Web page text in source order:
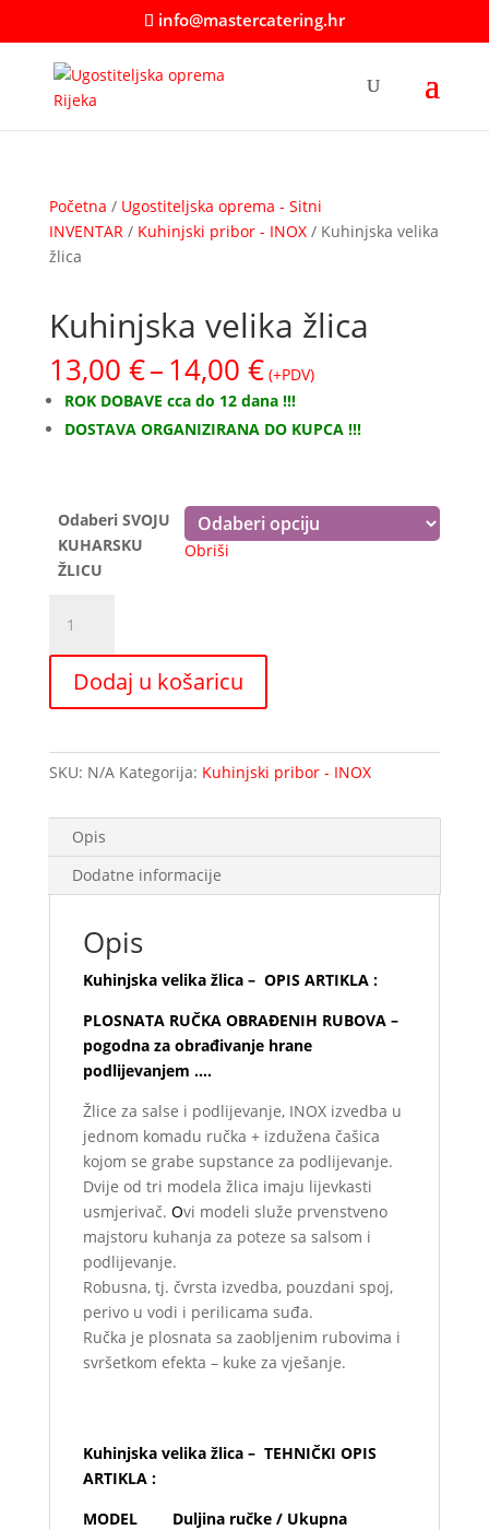
info@mastercatering.hr
Početna / Ugostiteljska oprema - Sitni
INVENTAR / Kuhinjski pribor - INOX/ Kuhinjska velika
žlica
Kuhinjska velika žlica
13,00 €–14,00 €Raspon
cijena:
od
13,00 €
(+PDV)
ROK DOBAVE cca do 12 dana !!!
DOSTAVA ORGANIZIRANA DO KUPCA !!!
Odaberi SVOJU
KUHARSKU
ŽLICU
Obriši
velika
žlica
količina
Dodaj u košaricu
SKU: N/A Kategorija: Kuhinjski pribor - INOX
Opis
Dodatne informacije
Opis
Kuhinjska velika žlica – OPIS ARTIKLA :
PLOSNATA RUČKA OBRAĐENIH RUBOVA –
pogodna za obrađivanje hrane
podlijevanjem ….
Žlice za salse i podlijevanje, INOX izvedba u
jednom komadu ručka + izdužena čašica
kojom se grabe supstance za podlijevanje.
Dvije od tri modela žlica imaju lijevkasti
usmjerivač. Ovi modeli služe prvenstveno
majstoru kuhanja za poteze sa salsom i
podlijevanje.
Robusna, tj. čvrsta izvedba, pouzdani spoj,
perivo u vodi i perilicama suđa.
Ručka je plosnata sa zaobljenim rubovima i
svršetkom efekta – kuke za vješanje.
Kuhinjska velika žlica – TEHNIČKI OPIS
ARTIKLA :
MODEL Duljina ručke / Ukupna